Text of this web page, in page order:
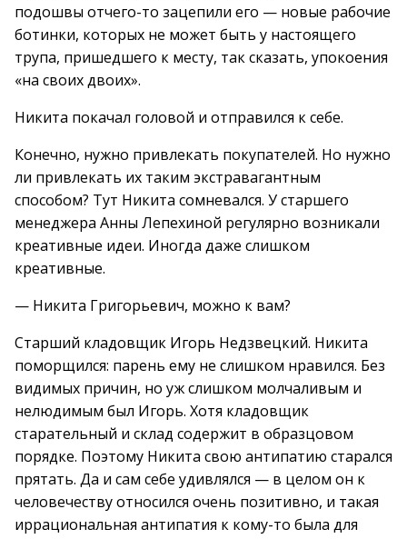
подошвы отчего-то зацепили его — новые рабочие
ботинки, которых не может быть у настоящего
трупа, пришедшего к месту, так сказать, упокоения
«на своих двоих».
Никита покачал головой и отправился к себе.
Конечно, нужно привлекать покупателей. Но нужно
ли привлекать их таким экстравагантным
способом? Тут Никита сомневался. У старшего
менеджера Анны Лепехиной регулярно возникали
креативные идеи. Иногда даже слишком
креативные.
— Никита Григорьевич, можно к вам?
Старший кладовщик Игорь Недзвецкий. Никита
поморщился: парень ему не слишком нравился. Без
видимых причин, но уж слишком молчаливым и
нелюдимым был Игорь. Хотя кладовщик
старательный и склад содержит в образцовом
порядке. Поэтому Никита свою антипатию старался
прятать. Да и сам себе удивлялся — в целом он к
человечеству относился очень позитивно, и такая
иррациональная антипатия к кому-то была для